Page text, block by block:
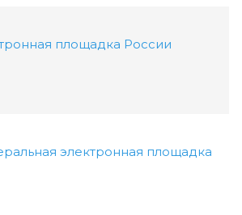
площадка России
электронная площадка